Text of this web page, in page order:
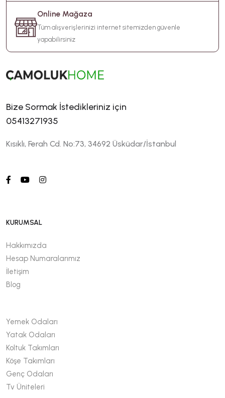
Online Mağaza
Tüm alışverişlerinizi internet sitemizden güvenle
yapabilirsiniz
Bize Sormak İstedikleriniz için
05413271935
Kısıklı, Ferah Cd. No:73, 34692 Üsküdar/İstanbul
KURUMSAL
Hakkımızda
Hesap Numaralarımız
İletişim
Blog
Yemek Odaları
Yatak Odaları
Koltuk Takımları
Köşe Takımları
Genç Odaları
Tv Üniteleri